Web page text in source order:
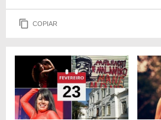
COPIAR